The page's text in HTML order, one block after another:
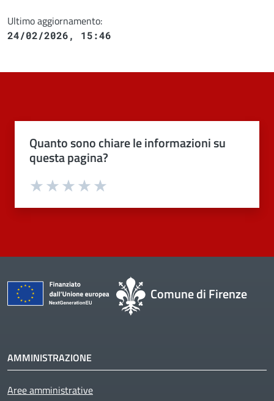
Ultimo aggiornamento:
24/02/2026, 15:46
Quanto sono chiare le informazioni su
questa pagina?
Valuta 4 stelle su 5
Valuta 3 stelle su 5
Valuta 2 stelle su 5
Valuta 1 stelle su 5
Comune di Firenze
AMMINISTRAZIONE
Aree amministrative